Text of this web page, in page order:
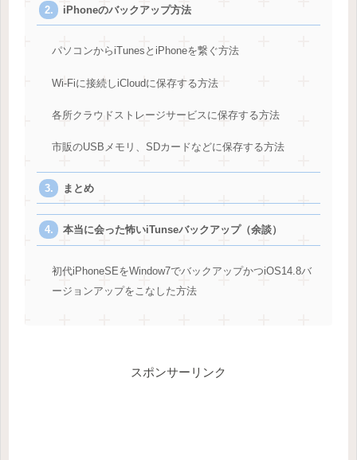
iPhoneのバックアップ方法
パソコンからiTunesとiPhoneを繋ぐ方法
Wi-Fiに接続しiCloudに保存する方法
各所クラウドストレージサービスに保存する方法
市販のUSBメモリ、SDカードなどに保存する方法
まとめ
本当に会った怖いiTunseバックアップ（余談）
初代iPhoneSEをWindow7でバックアップかつiOS14.8バ
ージョンアップをこなした方法
スポンサーリンク